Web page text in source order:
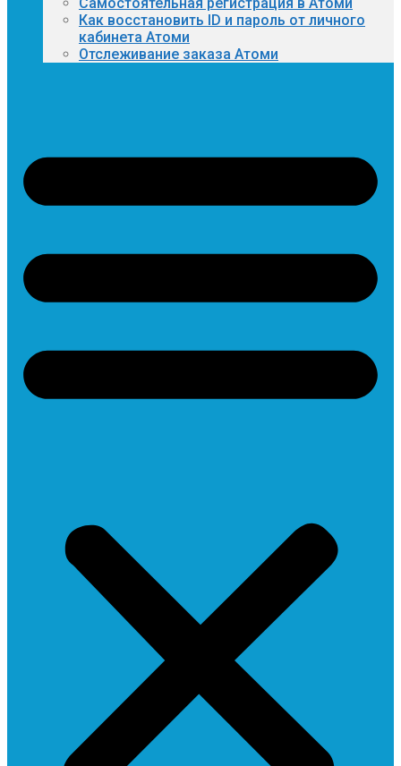
Как восстановить ID и пароль от личного
кабинета Атоми
Отслеживание заказа Атоми